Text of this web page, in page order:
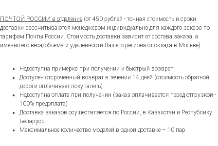
ПОЧТОЙ РОССИИ в отделение (от 450 рублей - точная стоимость и сроки
доставки рассчитываются менеджером индивидуально для каждого заказа по
тарифам Почты России. Стоимость доставки зависит от состава заказа, а
именно его веса/объема и удаленности Вашего региона от склада в Москве)
Недоступна примерка при получении и быстрый возврат
Доступен отсроченный возврат в течении 14 дней (стоимость обратной
дороги оплачивает покупатель)
Недоступна оплата при получении (заказ оплачивается перед отгрузкой -
100% предоплата)
Доставка заказов осуществляется по России, в Казахстан и Республику
Беларусь
Максимальное количество моделей в одной доставке – 10 пар